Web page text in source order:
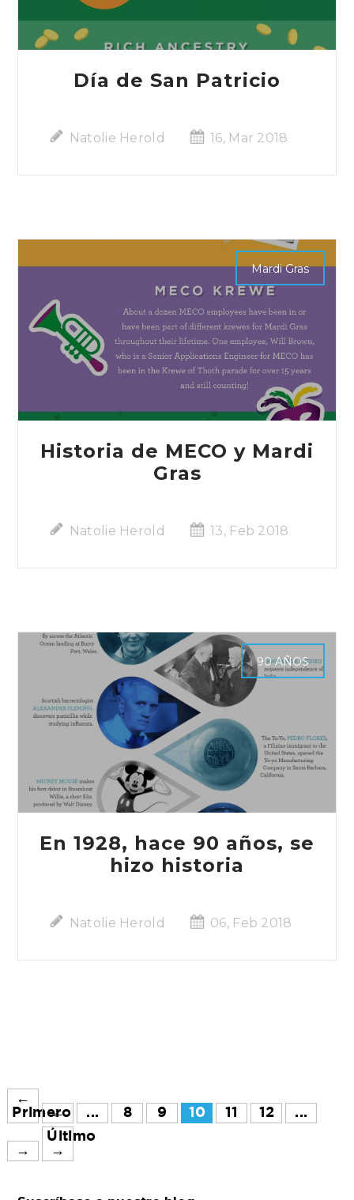
Día de San Patricio
Natolie Herold 16, Mar 2018
Mardi Gras
Historia de MECO y Mardi
Gras
Natolie Herold 13, Feb 2018
90 AÑOS
En 1928, hace 90 años, se
hizo historia
Natolie Herold 06, Feb 2018
←
Primero
← ... 8 9 10 11 12 ...
→
Último
→